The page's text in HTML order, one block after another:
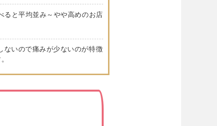
ると平均並み～やや高めのお店
ないので痛みが少ないのが特徴